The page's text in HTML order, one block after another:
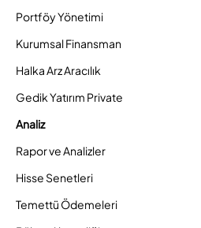
Portföy Yönetimi
Kurumsal Finansman
Halka Arz Aracılık
Gedik Yatırım Private
Analiz
Rapor ve Analizler
Hisse Senetleri
Temettü Ödemeleri